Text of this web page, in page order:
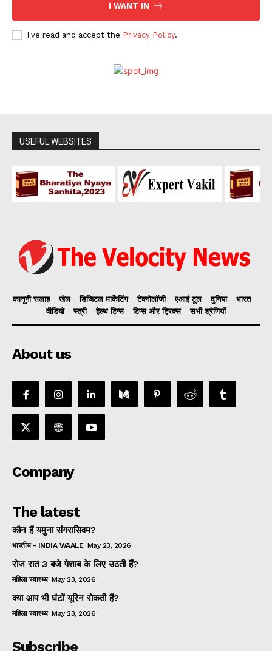
I WANT IN
I've read and accept the Privacy Policy.
USEFUL WEBSITES
कानूनी सलाह खेल डिजिटल मार्केटिंग टेक्नोलॉजी एआई टूल दुनिया
भारत
वीडियो
स्त्री हेल्थ टिप्स टिप्स और ट्रिक्स सभी श्रेणियाँ
About us
Company
The latest
कौन हैं यमुना संगरासिवम?
भारतीय - INDIA WAALE May 23, 2026
रोज रात 3 बजे पेशाब के लिए उठती हैं?
महिला स्वास्थ्य May 23, 2026
क्या आप भी घंटों यूरिन रोकती हैं?
महिला स्वास्थ्य May 23, 2026
Subscribe